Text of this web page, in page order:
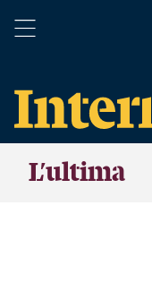
L’ultima